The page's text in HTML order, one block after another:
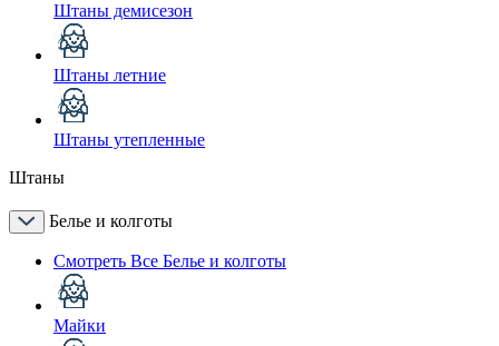
Штаны демисезон
Штаны летние
Штаны утепленные
Штаны
Белье и колготы
Смотреть Все Белье и колготы
Майки